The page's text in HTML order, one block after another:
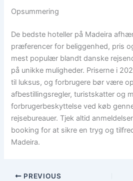
Opsummering
De bedste hoteller på Madeira
præferencer for beliggenhed, pris
mest populær blandt danske
på unikke muligheder. Priserne i
til luksus, og forbrugere bør være
afbestillingsregler, turistskatter og
forbrugerbeskyttelse ved køb
rejsebureauer. Tjek altid
booking for at sikre en tryg og
Madeira.
PREVIOUS